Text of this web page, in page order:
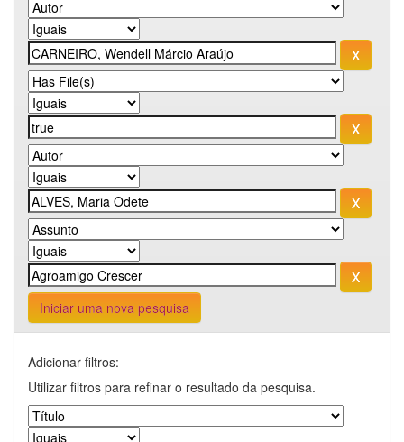
Iniciar uma nova pesquisa
Adicionar filtros:
Utilizar filtros para refinar o resultado da pesquisa.